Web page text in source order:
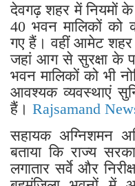
देवगढ़ शहर में नियमों के
40 भवन मालिकों को
गए हैं। वहीं आमेट
जहां आग से सुरक्षा के
भवन मालिकों को भी
आवश्यक व्यवस्थाएं
हैं। Rajsamand
सहायक अग्निशमन
बताया कि राज्य
लगातार सर्वे और